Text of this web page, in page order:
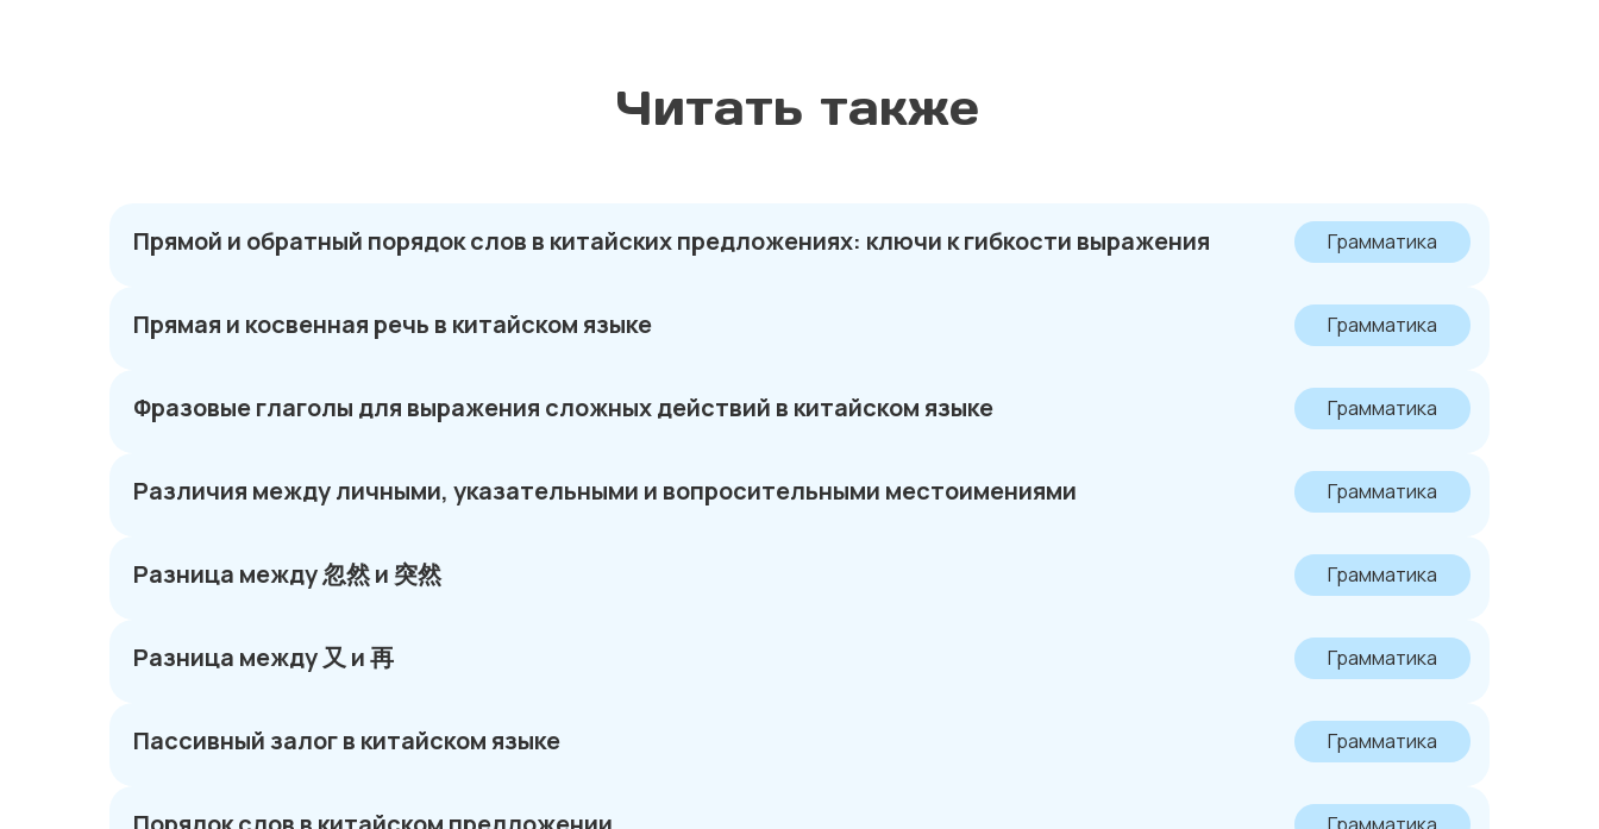
Читать также
Прямой и обратный порядок слов в китайских предложениях: ключи к гибкости выражения Грамматика
Прямая и косвенная речь в китайском языке Грамматика
Фразовые глаголы для выражения сложных действий в китайском языке Грамматика
Различия между личными, указательными и вопросительными местоимениями Грамматика
Разница между 忽然 и 突然 Грамматика
Разница между 又 и 再 Грамматика
Пассивный залог в китайском языке Грамматика
Грамматика